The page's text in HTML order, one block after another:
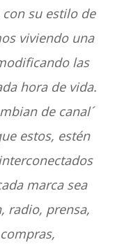
su estilo de
viviendo una
las
hora de vida.
de canal´
estos, estén
marca sea
radio, prensa,